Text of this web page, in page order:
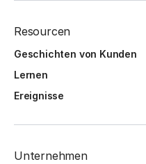
Resourcen
Geschichten von Kunden
Lernen
Ereignisse
Unternehmen